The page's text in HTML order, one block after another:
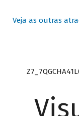
Veja as outras